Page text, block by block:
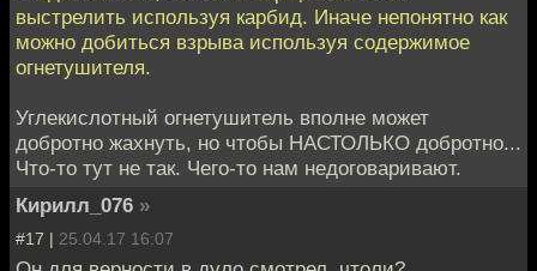
выстрелить используя карбид. Иначе непонятно как
можно добиться взрыва используя содержимое
огнетушителя.
Углекислотный огнетушитель вполне может
добротно жахнуть, но чтобы НАСТОЛЬКО добротно...
Что-то тут не так. Чего-то нам недоговаривают.
Кирилл_076 »
#17 | 25.04.17 16:07